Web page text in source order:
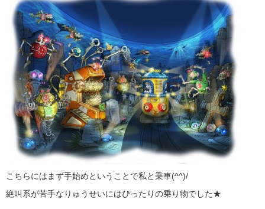
こちらにはまず手始めということで私と乗車(^^)/
絶叫系が苦手なりゅうせいにはぴったりの乗り物でした★